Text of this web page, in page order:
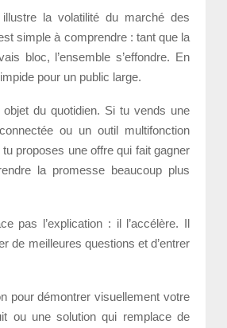
la volatilité du marché des
simple à comprendre : tant que la
bloc, l’ensemble s’effondre. En
pour un public large.
du quotidien. Si tu vends une
ou un outil multifonction
proposes une offre qui fait gagner
la promesse beaucoup plus
pas l’explication : il l’accélère. Il
de meilleures questions et d’entrer
pour démontrer visuellement votre
ou une solution qui remplace de